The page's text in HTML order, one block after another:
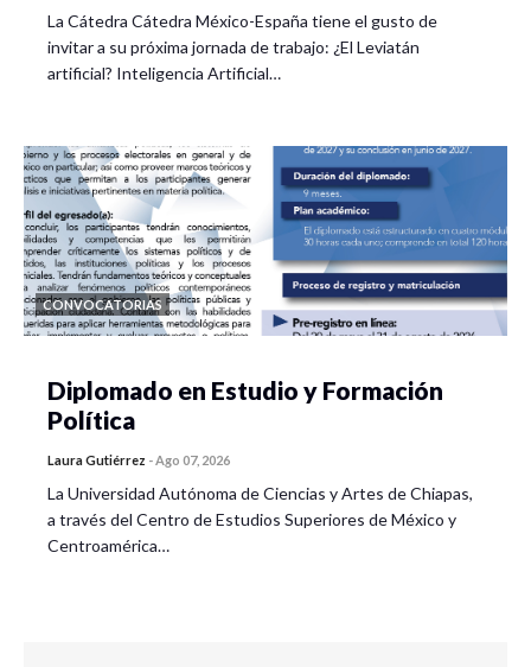
La Cátedra Cátedra México-España tiene el gusto de
invitar a su próxima jornada de trabajo: ¿El Leviatán
artificial? Inteligencia Artificial…
CONVOCATORIAS
Diplomado en Estudio y Formación
Política
Laura Gutiérrez -Ago 07, 2026
La Universidad Autónoma de Ciencias y Artes de Chiapas,
a través del Centro de Estudios Superiores de México y
Centroamérica…